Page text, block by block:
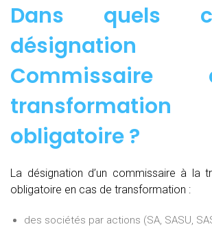
Dans quels
désignation
obligatoire ?
La désignation d’un commissaire à la
obligatoire en cas de transformation :
des sociétés par actions (SA, SASU,